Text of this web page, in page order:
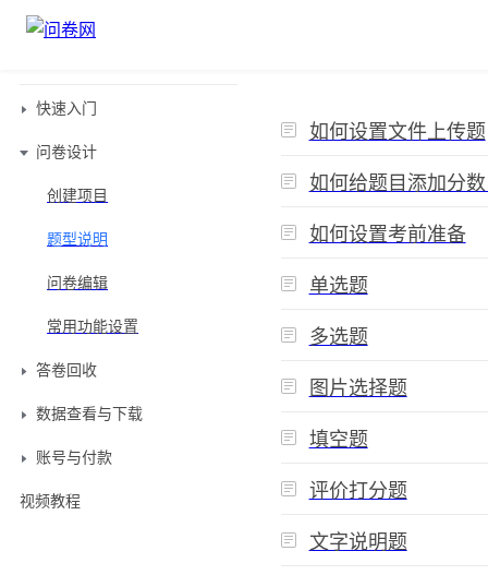
产品
解决方案
模板
定价
快速入门
问卷设计
创建项目
题型说明
问卷编辑
常用功能设置
答卷回收
数据查看与下载
账号与付款
视频教程
题
型
说
明
如何设置文件上传题
如何给题目添加分
如何设置考前准备
单选题
多选题
图片选择题
填空题
评价打分题
文字说明题